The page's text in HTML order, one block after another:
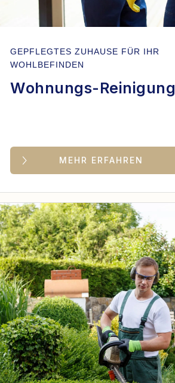
GEPFLEGTES ZUHAUSE FÜR IHR
WOHLBEFINDEN
Wohnungs-Reinigung
MEHR ERFAHREN